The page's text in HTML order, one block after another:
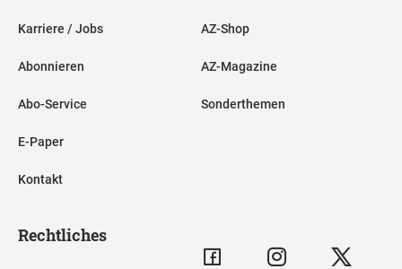
Karriere / Jobs
Abonnieren
Abo-Service
E-Paper
Kontakt
AZ-Shop
AZ-Magazine
Sonderthemen
Rechtliches